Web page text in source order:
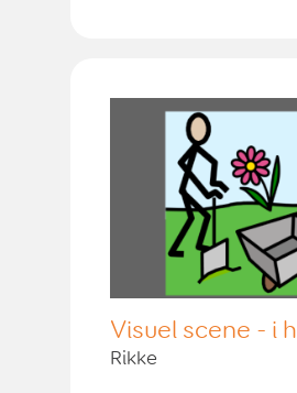
Visuel scene - i
Rikke